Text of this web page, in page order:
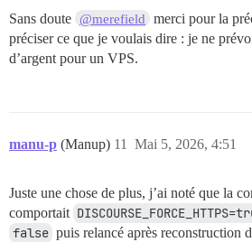
Sans doute @merefield
merci pour la
préciser ce que je voulais dire : je ne
d’argent pour un VPS.
manu-p (Manup) Mai 5, 2026, 4:51
11
Juste une chose de plus, j’ai noté que la
comportait
false puis relancé après reconstruction